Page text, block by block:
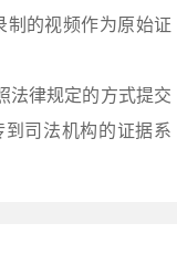
制的视频作为原始证
法律规定的方式提交
司法机构的证据系